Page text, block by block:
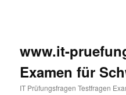
www.it-
Examen für
IT Prüfungsfragen Testfragen